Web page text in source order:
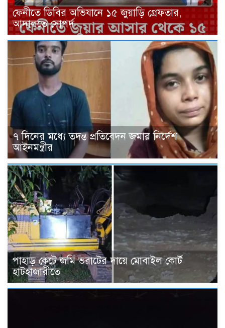
ফেনীতে ডিবির অভিযানে ১৫ জুয়াড়ি গ্রেফতার,
আদালতে সোপর্দ
৭ দিনের মধ্যে তদন্ত প্রতিবেদন জমার নির্দেশ
আইনমন্ত্রীর
পাহাড় কেটে জমি ভরাটের দায়ে মোবাইল কোর্ট
হাটহাজারীতে